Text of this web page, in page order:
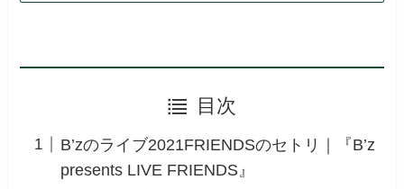
目次
B’zのライブ2021FRIENDSのセトリ｜『B’z
presents LIVE FRIENDS』